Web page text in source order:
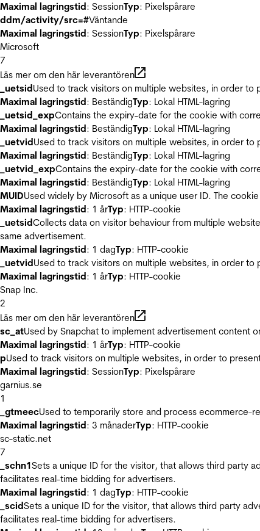
Maximal lagringstid: SessionTyp: Pixelspårare
ddm/activity/src=#Väntande
Maximal lagringstid: SessionTyp: Pixelspårare
Microsoft
7
Läs mer om den här leverantören
_uetsidUsed to track visitors on multiple websites, in order
Maximal lagringstid: BeständigTyp: Lokal HTML-lagring
_uetsid_expContains the expiry-date for the cookie with
Maximal lagringstid: BeständigTyp: Lokal HTML-lagring
_uetvidUsed to track visitors on multiple websites, in order
Maximal lagringstid: BeständigTyp: Lokal HTML-lagring
_uetvid_expContains the expiry-date for the cookie with
Maximal lagringstid: BeständigTyp: Lokal HTML-lagring
MUIDUsed widely by Microsoft as a unique user ID. The
Maximal lagringstid: 1 årTyp: HTTP-cookie
_uetsidCollects data on visitor behaviour from multiple
same advertisement.
Maximal lagringstid: 1 dagTyp: HTTP-cookie
_uetvidUsed to track visitors on multiple websites, in order
Maximal lagringstid: 1 årTyp: HTTP-cookie
Snap Inc.
2
Läs mer om den här leverantören
sc_atUsed by Snapchat to implement advertisement content
Maximal lagringstid: 1 årTyp: HTTP-cookie
pUsed to track visitors on multiple websites, in order to
Maximal lagringstid: SessionTyp: Pixelspårare
garnius.se
1
_gtmeecUsed to temporarily store and process ecommerce-
Maximal lagringstid: 3 månaderTyp: HTTP-cookie
sc-static.net
7
_schn1Sets a unique ID for the visitor, that allows third party
facilitates real-time bidding for advertisers.
Maximal lagringstid: 1 dagTyp: HTTP-cookie
_scidSets a unique ID for the visitor, that allows third party
facilitates real-time bidding for advertisers.